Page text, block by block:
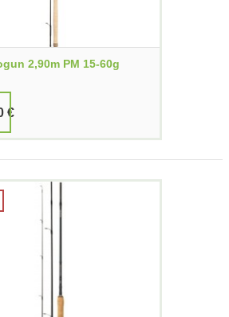
2,90m PM 15-60g
€